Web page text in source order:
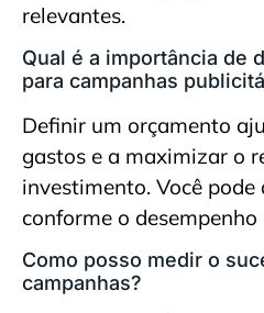
relevantes.
Qual é a importância de
para campanhas
Definir um orçamento
gastos e a maximizar o
investimento. Você
conforme o
Como posso medir o
campanhas?